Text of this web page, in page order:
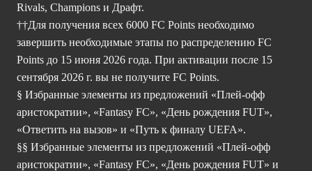
Rivals, Champions и Драфт.
††Для получения всех 6000 FC Points необходимо
завершить необходимые этапы по распределению FC
Points до 15 июня 2026 года. При активации после 15
сентября 2026 г. вы не получите FC Points.
§ Избранные элементы из предложений «Плей-офф
аристократии», «Fantasy FC», «День рождения FUT»,
«Ответить на вызов» и «Путь к финалу UEFA».
§§ Избранные элементы из предложений «Плей-офф
аристократии», «Fantasy FC», «День рождения FUT» и